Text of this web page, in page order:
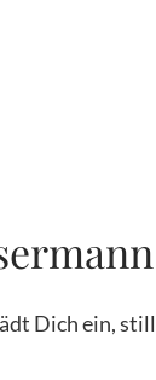
Dich ein,